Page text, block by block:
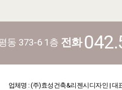
동 373-6 1층 전화
업체명 : (주)효성건축&리젠시디자인 | 대